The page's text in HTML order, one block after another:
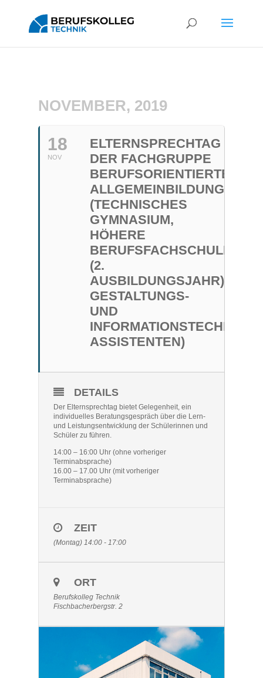
NOVEMBER, 2019
18
NOV
ELTERNSPRECHTAG
DER FACHGRUPPE
BERUFSORIENTIERTE
ALLGEMEINBILDUNG
(TECHNISCHES
GYMNASIUM,
HÖHERE
BERUFSFACHSCHULE
(2.
AUSBILDUNGSJAHR),
GESTALTUNGS-
UND
ASSISTENTEN)
DETAILS
Der Elternsprechtag bietet Gelegenheit, ein
individuelles Beratungsgespräch über die Lern-
und Leistungsentwicklung der Schülerinnen und
Schüler zu führen.
14:00 – 16:00 Uhr (ohne vorheriger
Terminabsprache)
16.00 – 17.00 Uhr (mit vorheriger
Terminabsprache)
ZEIT
(Montag) 14:00 - 17:00
ORT
Berufskolleg Technik
Fischbacherbergstr. 2